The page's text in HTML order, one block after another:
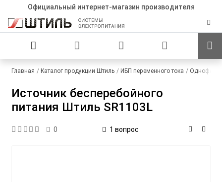
Официальный интернет-магазин производителя
Главная Каталог продукции Штиль ИБП переменного тока
Источник бесперебойного
питания Штиль SR1103L
0 1 вопрос